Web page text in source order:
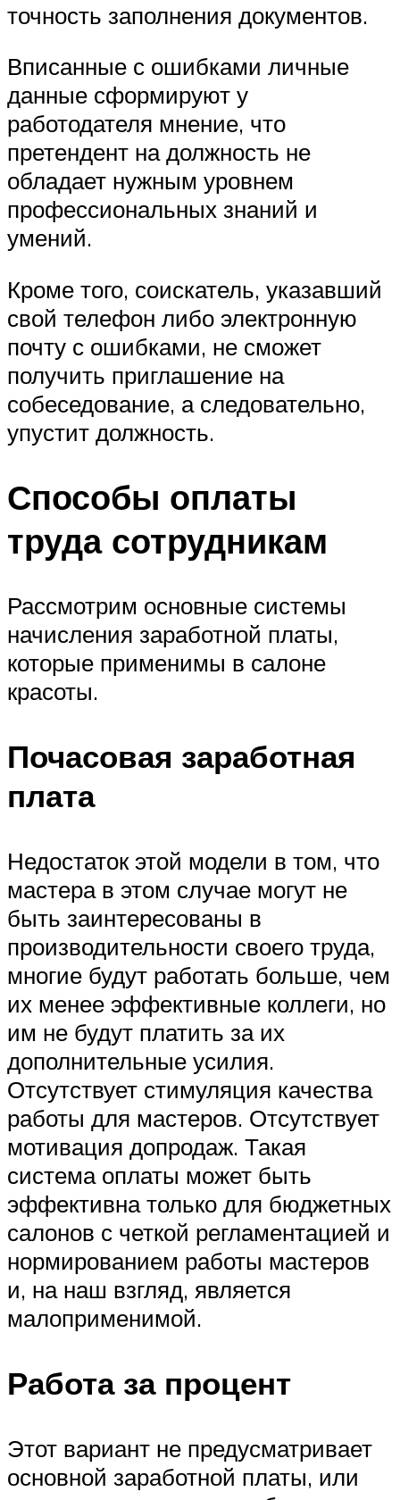
точность заполнения документов.
Вписанные с ошибками личные
данные сформируют у
работодателя мнение, что
претендент на должность не
обладает нужным уровнем
профессиональных знаний и
умений.
Кроме того, соискатель, указавший
свой телефон либо электронную
почту с ошибками, не сможет
получить приглашение на
собеседование, а следовательно,
упустит должность.
Способы оплаты
труда сотрудникам
Рассмотрим основные системы
начисления заработной платы,
которые применимы в салоне
красоты.
Почасовая заработная
плата
Недостаток этой модели в том, что
мастера в этом случае могут не
быть заинтересованы в
производительности своего труда,
многие будут работать больше, чем
их менее эффективные коллеги, но
им не будут платить за их
дополнительные усилия.
Отсутствует стимуляция качества
работы для мастеров. Отсутствует
мотивация допродаж. Такая
система оплаты может быть
эффективна только для бюджетных
салонов с четкой регламентацией и
нормированием работы мастеров
и, на наш взгляд, является
малоприменимой.
Работа за процент
Этот вариант не предусматривает
основной заработной платы, или